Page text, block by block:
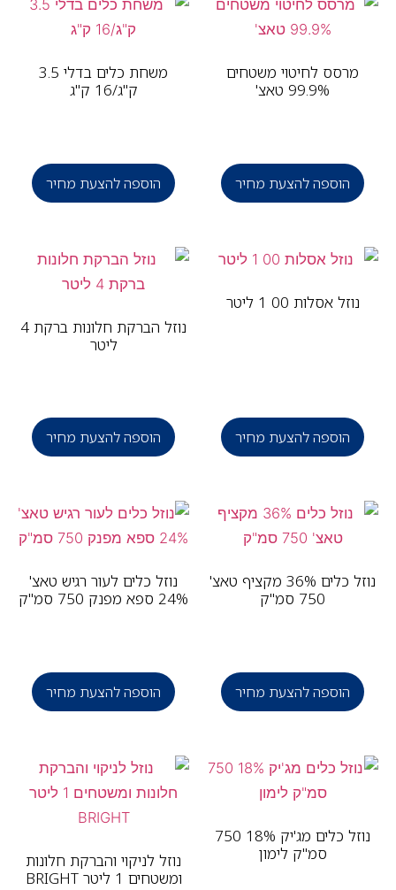
מרסס לחיטוי משטחים
99.9% טאצ'
הוספה להצעת מחיר
משחת כלים בדלי 3.5
הוספה להצעת מחיר
נוזל אסלות 00 1 ליטר
הוספה להצעת מחיר
נוזל הברקת חלונות ברקת 4
הוספה להצעת מחיר
נוזל כלים 36% מקציף טאצ'
הוספה להצעת מחיר
נוזל כלים לעור רגיש טאצ'
הוספה להצעת מחיר
נוזל כלים מג'יק 18% 750
סמ"ק לימון
נוזל לניקוי והברקת חלונות
ומשטחים 1 ליטר BRIGHT